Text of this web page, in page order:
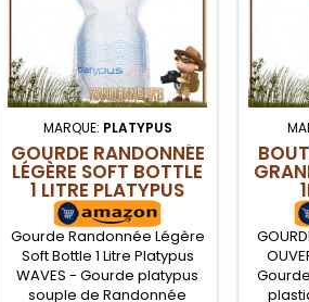
MARQUE: PLATYPUS
GOURDE RANDONNÉE
LÉGÈRE SOFT BOTTLE
1 LITRE PLATYPUS
WAVES
Gourde Randonnée Légère
Soft Bottle 1 Litre Platypus
WAVES - Gourde platypus
souple de Randonnée